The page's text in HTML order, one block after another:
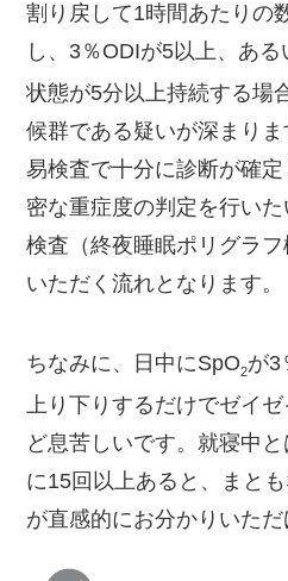
割り戻して1時間あたりの
し、3％ODIが5以上、あ
状態が5分以上持続する場
候群である疑いが深まり
易検査で十分に診断が確
密な重症度の判定を行い
検査（終夜睡眠ポリグラ
いただく流れとなります。
ちなみに、日中にSpO2が3
上り下りするだけでゼイ
ど息苦しいです。就寝中
に15回以上あると、まと
が直感的にお分かりいただ